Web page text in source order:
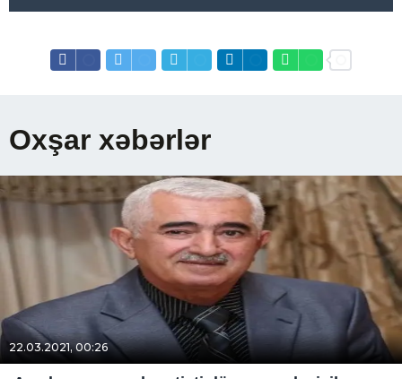
Oxşar xəbərlər
22.03.2021, 00:26